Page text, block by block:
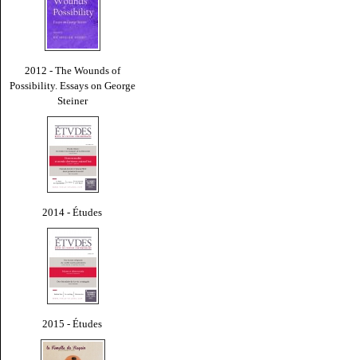
2012 - The Wounds of
Possibility. Essays on George
Steiner
2014 - Études
2015 - Études